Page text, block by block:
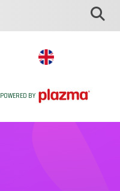
POWERED BY